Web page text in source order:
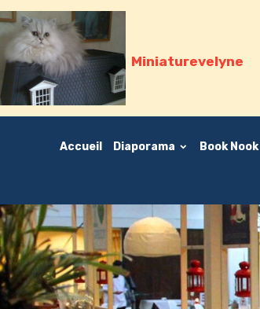
Miniaturevelyne
Accueil Diaporama Book Nook